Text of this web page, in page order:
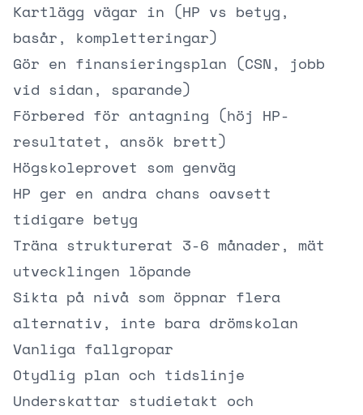
Kartlägg vägar in (HP vs betyg,
basår, kompletteringar)
Gör en finansieringsplan (CSN, jobb
vid sidan, sparande)
Förbered för antagning (höj HP-
resultatet, ansök brett)
Högskoleprovet som genväg
HP ger en andra chans oavsett
tidigare betyg
Träna strukturerat 3-6 månader, mät
utvecklingen löpande
Sikta på nivå som öppnar flera
alternativ, inte bara drömskolan
Vanliga fallgropar
Otydlig plan och tidslinje
Underskattar studietakt och